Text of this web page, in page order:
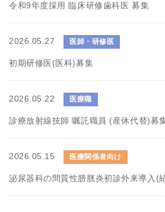
令和9年度採用 臨床研修歯科医 募集
2026.05.27 医師・研修医
初期研修医(医科)募集
2026.05.22 医療職
診療放射線技師 嘱託職員 (産休代替)募
2026.05.15 医療関係者向け
泌尿器科の間質性膀胱炎初診外来導入(